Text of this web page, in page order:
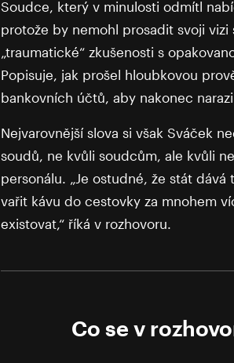
Soudce, který v minulosti odmítl
protože by nemohl prosadit svoji vizi
„traumatické“ zkušenosti s
Popisuje, jak prošel hloubkovou
bankovních účtů, aby nakonec
Nejvarovnější slova si však Sváček
soudů, ne kvůli soudcům, ale kvůli
personálu. „Je ostudné, že stát
vařit kávu do cestovky za mnohem
existovat,“ říká v rozhovoru.
Co se v